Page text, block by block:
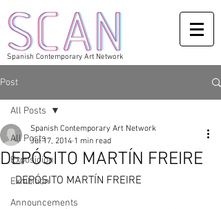
Spanish Contemporary Art Network
Post
All Posts
Exposicion
Exhibition
Announcements
All Posts
DEPÓSITO MARTÍN FREIRE
Spanish Contemporary Art Network
Jul 17, 2014 1 min read
DEPÓSITO MARTÍN FREIRE